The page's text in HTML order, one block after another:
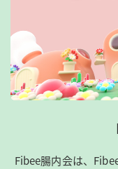
Fibee腸内会は、​